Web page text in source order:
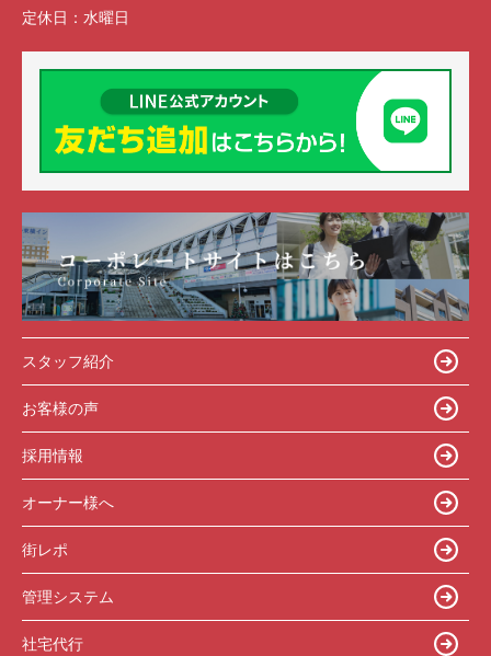
定休日： 水曜日
スタッフ紹介
お客様の声
採用情報
オーナー様へ
街レポ
管理システム
社宅代行